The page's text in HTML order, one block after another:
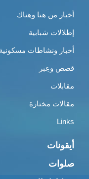
أخبار من هنا وهناك
إطلالات شبابية
أخبار ونشاطات مسكونية
قصص وعِبر
مقابلات
مقالات مختارة
Links
أيقونات
صلوات